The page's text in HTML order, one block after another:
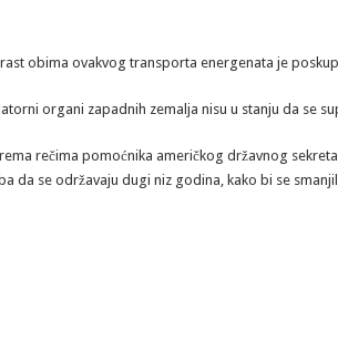
obima ovakvog transporta energenata je
organi zapadnih zemalja nisu u stanju da se
rečima pomoćnika američkog državnog
da se održavaju dugi niz godina, kako bi se